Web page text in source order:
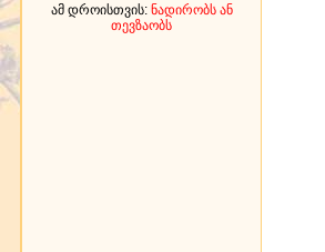
ამ დროისთვის: ნადირობს ან
თევზაობს